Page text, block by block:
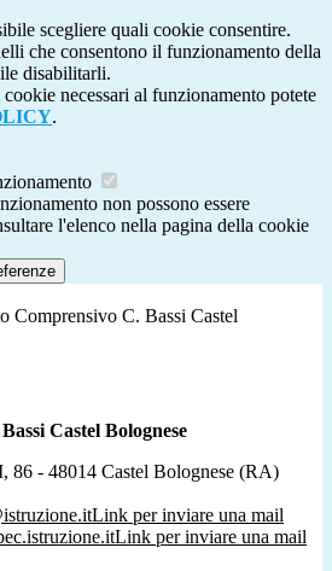
scegliere quali cookie consentire.
che consentono il funzionamento della
disabilitarli.
necessari al funzionamento potete
.
non possono essere
l'elenco nella pagina della cookie
Comprensivo C. Bassi Castel
Castel Bolognese
- 48014 Castel Bolognese (RA)
Link per inviare una mail
Link per inviare una mail